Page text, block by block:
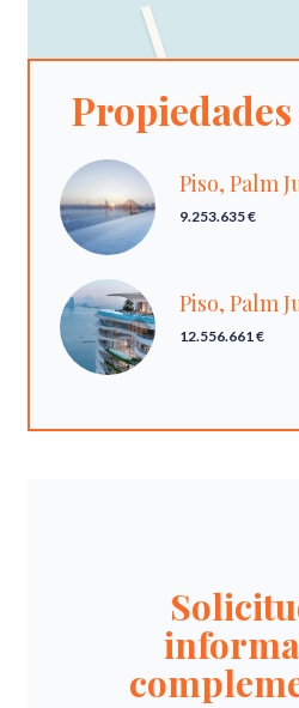
Piso, Palm
9.253.635 €
Piso, Palm
12.556.661 €